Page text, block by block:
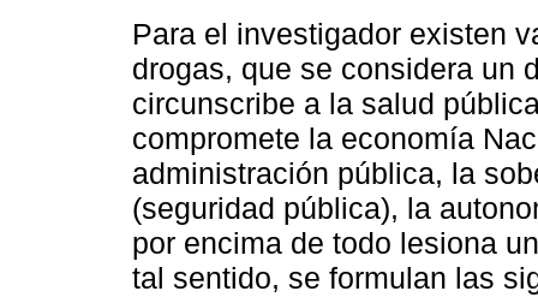
Para el investigador existen
drogas, que se considera un
circunscribe a la salud
compromete la economía
administración pública, la
(seguridad pública), la
por encima de todo lesiona
tal sentido, se formulan las